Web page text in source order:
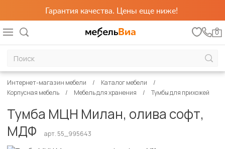
Гарантия качества. Цены еще ниже!
0
Интернет-магазин мебели
Каталог мебели
Корпусная мебель
Мебель для хранения Тумбы для прихожей
Тумба МЦН Милан, олива софт,
МДФ
арт. 55_995643